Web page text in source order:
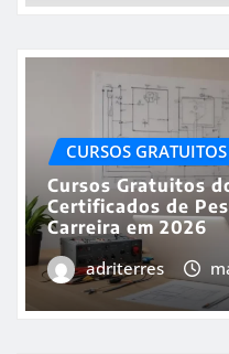
CURSOS GRATUITOS
Cursos Gratuitos
Certificados de
Carreira em 2026
adriterres